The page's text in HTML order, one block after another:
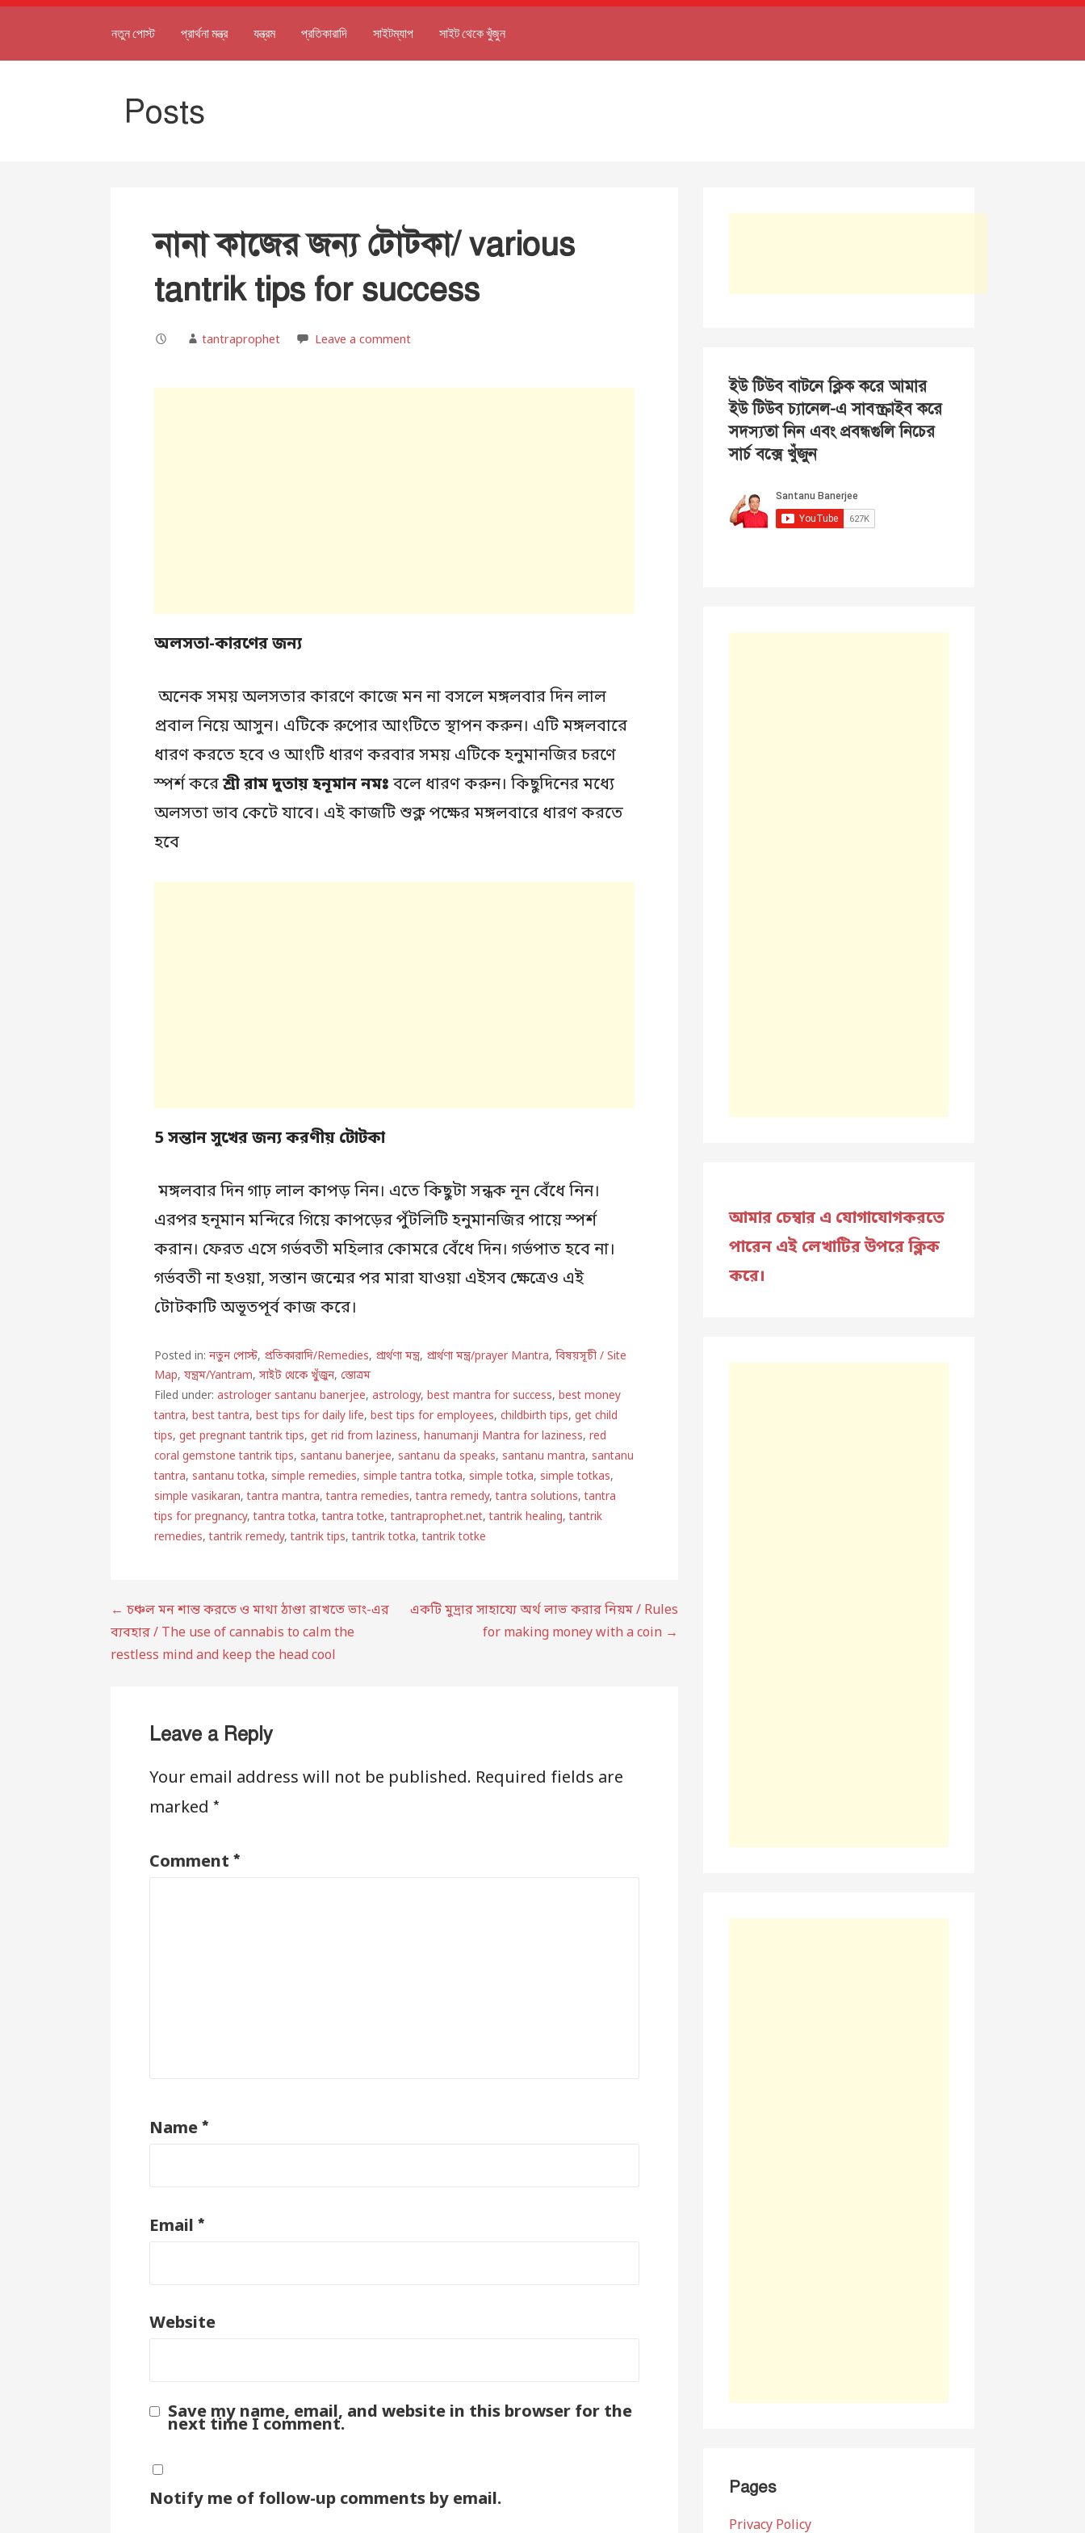
নতুন পোস্ট প্রার্থনা মন্ত্র যন্ত্রম প্রতিকারাদি সাইটম্যাপ সাইট থেকে খুঁজুন
Posts
নানা কাজের জন্য টোটকা/ various
tantrik tips for success
tantraprophet Leave a comment
অলসতা-কারণের জন্য
অনেক সময় অলসতার কারণে কাজে মন না বসলে মঙ্গলবার দিন লাল
প্রবাল নিয়ে আসুন। এটিকে রুপোর আংটিতে স্থাপন করুন। এটি মঙ্গলবারে
ধারণ করতে হবে ও আংটি ধারণ করবার সময় এটিকে হনুমানজির চরণে
স্পর্শ করেশ্রী রাম দুতায় হনূমান নমঃবলে ধারণ করুন। কিছুদিনের মধ্যে
অলসতা ভাব কেটে যাবে। এই কাজটি শুক্ল পক্ষের মঙ্গলবারে ধারণ করতে
হবে
5 সন্তান সুখের জন্য করণীয় টোটকা
মঙ্গলবার দিন গাঢ় লাল কাপড় নিন। এতে কিছুটা সন্ধক নূন বেঁধে নিন।
এরপর হনূমান মন্দিরে গিয়ে কাপড়ের পুঁটলিটি হনুমানজির পায়ে স্পর্শ
করান। ফেরত এসে গর্ভবতী মহিলার কোমরে বেঁধে দিন। গর্ভপাত হবে না।
গর্ভবতী না হওয়া, সন্তান জন্মের পর মারা যাওয়া এইসব ক্ষেত্রেও এই
টোটকাটি অভূতপূর্ব কাজ করে।
Posted in:নতুন পোস্ট, প্রতিকারাদি/Remedies, প্রার্থণা মন্ত্র, প্রার্থণা মন্ত্র/prayer Mantra,বিষয়সূচী / Site
Map,যন্ত্রম/Yantram,সাইট থেকে খুঁজুন, স্তোত্রম
Filed under:astrologer santanu banerjee,astrology,best mantra for success,best money
tantra,best tantra,best tips for daily life,best tips for employees,childbirth tips,get child
tips,get pregnant tantrik tips,get rid from laziness,hanumanji Mantra for laziness,red
coral gemstone tantrik tips, santanu banerjee, santanu da speaks, santanu mantra, santanu
tantra, santanu totka, simple remedies, simple tantra totka, simple totka, simple totkas,
simple vasikaran,tantra mantra,tantra remedies,tantra remedy,tantra solutions,tantra
tips for pregnancy,tantra totka,tantra totke,tantraprophet.net,tantrik healing,tantrik
remedies,tantrik remedy,tantrik tips,tantrik totka,tantrik totke
Post
navigation
← চঞ্চল মন শান্ত করতে ও মাথা ঠাণ্ডা রাখতে ভাং-এর
ব্যবহার / The use of cannabis to calm the
restless mind and keep the head cool
একটি মুদ্রার সাহায্যে অর্থ লাভ করার নিয়ম / Rules
for making money with a coin →
Leave a Reply
Your email address will not be published. Required fields are
marked*
Comment*
Name*
Email*
Website
Save my name, email, and website in this browser for the
next time I comment.
Notify me of follow-up comments by email.
ইউ টিউব বাটনে ক্লিক করে আমার
ইউ টিউব চ্যানেল-এ সাবস্ক্রাইব করে
সদস্যতা নিন এবং প্রবন্ধগুলি নিচের
সার্চ বক্সে খুঁজুন
আমার চেম্বার এ যোগাযোগকরতে
পারেন এই লেখাটির উপরে ক্লিক
করে।
Pages
Privacy Policy